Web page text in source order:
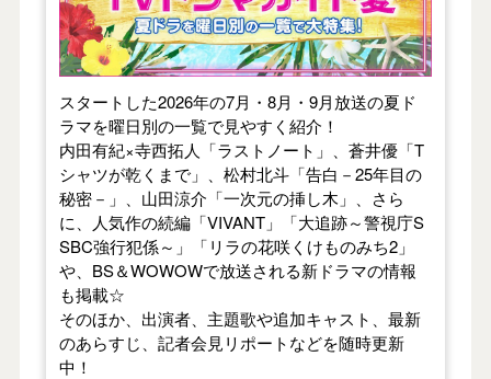
スタートした2026年の7月・8月・9月放送の夏ド
ラマを曜日別の一覧で見やすく紹介！
内田有紀×寺西拓人「ラストノート」、蒼井優「T
シャツが乾くまで」、松村北斗「告白－25年目の
秘密－」、山田涼介「一次元の挿し木」、さら
に、人気作の続編「VIVANT」「大追跡～警視庁S
SBC強行犯係～」「リラの花咲くけものみち2」
や、BS＆WOWOWで放送される新ドラマの情報
も掲載☆
そのほか、出演者、主題歌や追加キャスト、最新
のあらすじ、記者会見リポートなどを随時更新
中！